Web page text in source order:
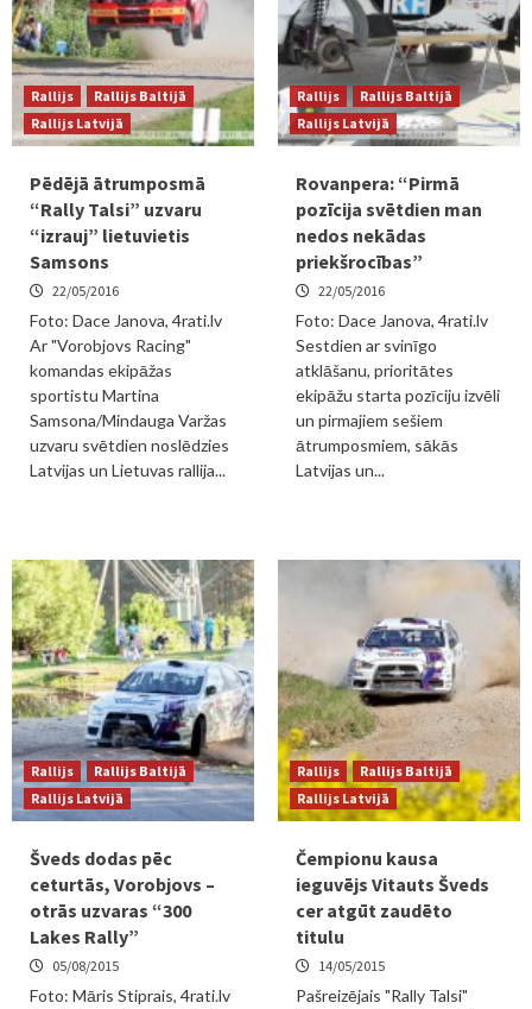
Rallijs
Rallijs Baltijā
Rallijs Latvijā
Pēdējā ātrumposmā
“Rally Talsi” uzvaru
“izrauj” lietuvietis
Samsons
22/05/2016
Foto: Dace Janova, 4rati.lv
Ar "Vorobjovs Racing"
komandas ekipāžas
sportistu Martina
Samsona/Mindauga Varžas
uzvaru svētdien noslēdzies
Latvijas un Lietuvas rallija...
Rallijs
Rallijs Baltijā
Rallijs Latvijā
Rovanpera: “Pirmā
pozīcija svētdien man
nedos nekādas
priekšrocības”
22/05/2016
Foto: Dace Janova, 4rati.lv
Sestdien ar svinīgo
atklāšanu, prioritātes
ekipāžu starta pozīciju izvēli
un pirmajiem sešiem
ātrumposmiem, sākās
Latvijas un...
Rallijs
Rallijs Baltijā
Rallijs Latvijā
Šveds dodas pēc
ceturtās, Vorobjovs –
otrās uzvaras “300
Lakes Rally”
05/08/2015
Foto: Māris Stiprais, 4rati.lv
Rallijs
Rallijs Baltijā
Rallijs Latvijā
Čempionu kausa
ieguvējs Vitauts Šveds
cer atgūt zaudēto
titulu
14/05/2015
Pašreizējais "Rally Talsi"